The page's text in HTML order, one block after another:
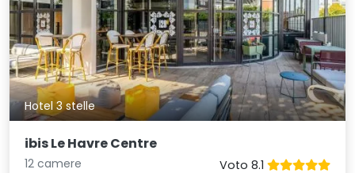
Hotel 3 stelle
ibis Le Havre Centre
12 camere Voto 8.1